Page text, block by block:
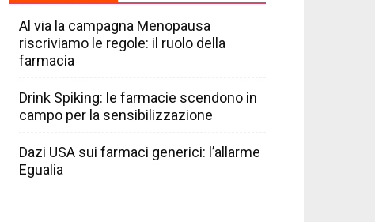
Al via la campagna Menopausa
riscriviamo le regole: il ruolo della
farmacia
Drink Spiking: le farmacie scendono in
campo per la sensibilizzazione
Dazi USA sui farmaci generici: l’allarme
Egualia